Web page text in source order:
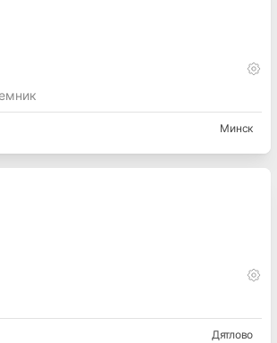
Минск
Дятлово